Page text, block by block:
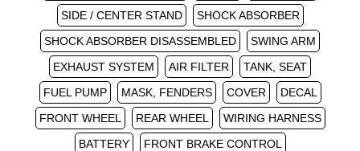
SIDE / CENTER STAND
SHOCK ABSORBER
SHOCK ABSORBER DISASSEMBLED
SWING ARM
EXHAUST SYSTEM
AIR FILTER
TANK, SEAT
FUEL PUMP
MASK, FENDERS COVER
DECAL
FRONT WHEEL
REAR WHEEL
WIRING HARNESS
BATTERY
FRONT BRAKE CONTROL